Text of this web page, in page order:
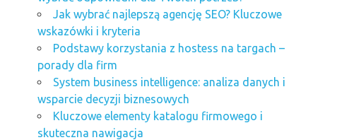
Jak wybrać najlepszą agencję SEO? Kluczowe
wskazówki i kryteria
Podstawy korzystania z hostess na targach –
porady dla firm
System business intelligence: analiza danych i
wsparcie decyzji biznesowych
Kluczowe elementy katalogu firmowego i
skuteczna nawigacja